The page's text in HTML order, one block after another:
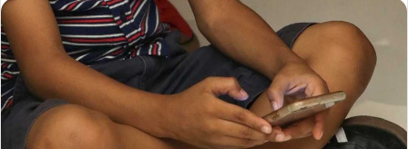
إلكترونيا